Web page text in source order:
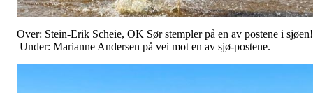
Over: Stein-Erik Scheie, OK Sør stempler på en av postene i sjøen!
Under: Marianne Andersen på vei mot en av sjø-postene.